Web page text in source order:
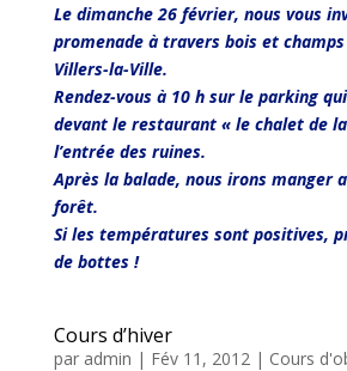
Le dimanche 26 février, nous vous
promenade à travers bois et
Villers-la-Ville.
Rendez-vous à 10 h sur le parking
devant le restaurant « le chalet de
l’entrée des ruines.
Après la balade, nous irons manger
forêt.
Si les températures sont positives,
de bottes !
Cours d’hiver
par admin | Fév 11, 2012| Cours